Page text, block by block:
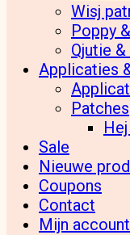
Wisj
Poppy
Qjutie
Applicaties
Patches
Sale
Nieuwe
Coupons
Contact
Mijn account